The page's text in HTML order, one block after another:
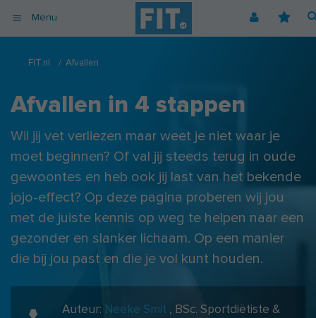
Menu
Herstel
Mindset
Professionals
Spiermassa
Voeding
Voedingssupplementen
Fitnessschema
Vegan recepten
Vacatures
Nieuwsbrief
FIT.nl / Afvallen
Afvallen in 4 stappen
Wil jij vet verliezen maar weet je niet waar je
moet beginnen? Of val jij steeds terug in oude
gewoontes en heb ook jij last van het bekende
jojo-effect? Op deze pagina proberen wij jou
met de juiste kennis op weg te helpen naar een
gezonder en slanker lichaam. Op een manier
die bij jou past en die je vol kunt houden.
Auteur: Neeke Smit , BSc. Sportdiëtiste &